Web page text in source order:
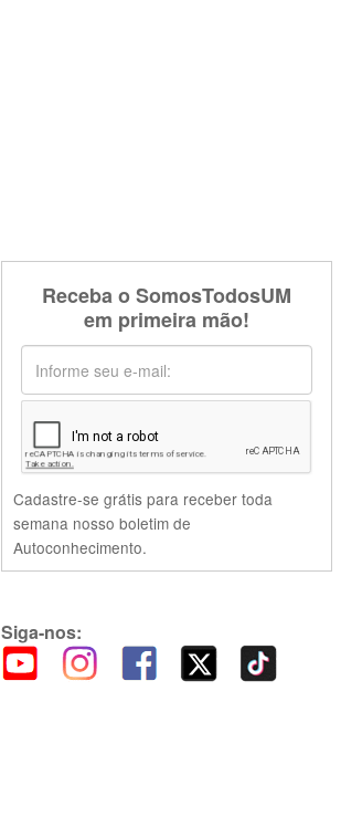
Receba o SomosTodosUM
em primeira mão!
Cadastre-se grátis para receber toda
semana nosso boletim de
Autoconhecimento.
Siga-nos: